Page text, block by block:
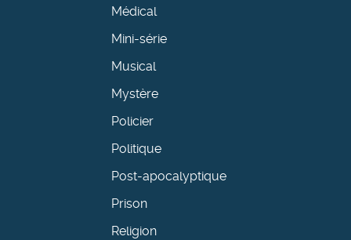
Médical
Mini-série
Musical
Mystère
Policier
Politique
Post-apocalyptique
Prison
Religion